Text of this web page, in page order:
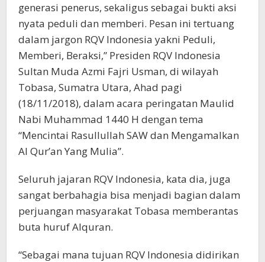
generasi penerus, sekaligus sebagai bukti aksi
nyata peduli dan memberi. Pesan ini tertuang
dalam jargon RQV Indonesia yakni Peduli,
Memberi, Beraksi,” Presiden RQV Indonesia
Sultan Muda Azmi Fajri Usman, di wilayah
Tobasa, Sumatra Utara, Ahad pagi
(18/11/2018), dalam acara peringatan Maulid
Nabi Muhammad 1440 H dengan tema
“Mencintai Rasullullah SAW dan Mengamalkan
Al Qur’an Yang Mulia”.
Seluruh jajaran RQV Indonesia, kata dia, juga
sangat berbahagia bisa menjadi bagian dalam
perjuangan masyarakat Tobasa memberantas
buta huruf Alquran.
“Sebagai mana tujuan RQV Indonesia didirikan